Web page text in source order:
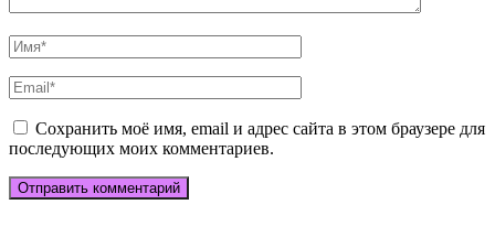
Сохранить моё имя, email и адрес сайта в этом браузере для
последующих моих комментариев.